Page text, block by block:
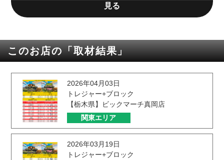
見る
このお店の「取材結果」
2026年04月03日
トレジャー+ブロック
【栃木県】ビックマーチ真岡店
関東エリア
2026年03月19日
トレジャー+ブロック